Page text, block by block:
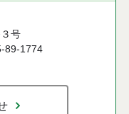
号
89-1774